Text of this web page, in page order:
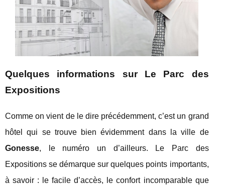
Quelques informations sur Le Parc des
Expositions
Comme on vient de le dire précédemment, c’est un grand
hôtel qui se trouve bien évidemment dans la ville de
Gonesse, le numéro un d’ailleurs. Le Parc des
Expositions se démarque sur quelques points importants,
à savoir : le facile d’accès, le confort incomparable que